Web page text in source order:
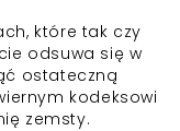
które tak czy
odsuwa się w
ostateczną
kodeksowi
zemsty.